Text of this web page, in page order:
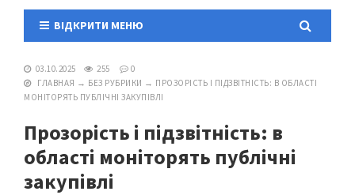
ВІДКРИТИ МЕНЮ
03.10.2025 255
0
ГЛАВНАЯ → БЕЗ РУБРИКИ → ПРОЗОРІСТЬ І ПІДЗВІТНІСТЬ: В ОБЛАСТІ
МОНІТОРЯТЬ ПУБЛІЧНІ ЗАКУПІВЛІ
Прозорість і підзвітність: в
області моніторять публічні
закупівлі